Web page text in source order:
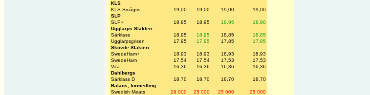
KLS
KLS Smågris
19,00 19,00 19,00
19,00
SLP
SLP+
18,95 18,95 18,95
18,90
Ugglarps Slakteri
Särklass
18,95 18,95 18,85
18,85
Ugglarpsgrisen
17,95 17,95 17,85
17,85
Skövde Slakteri
SwedeHam+
18,93 18,93 18,93
18,93
SwedeHam
17,54 17,54 17,53
17,53
Vita
16,36 16,36 16,36
16,36
Dahlbergs
Särklass D
18,70 18,70 18,70
18,70
Balans, förmedling
Swedish Meats
29 000 25 000 25 000
25 000